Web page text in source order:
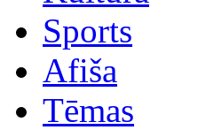
Sports
Afiša
Tēmas